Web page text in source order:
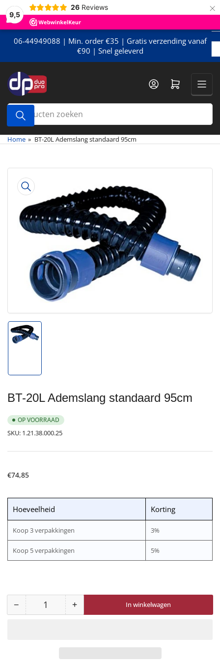
9,5
26 Reviews ×
Meteen
naar
de
content06-44949088 | Min. order €35 | Gratis verzending vanaf
€90 | Snel geleverd
Producten
zoeken
Mini-winkelwagen openen
Home » BT-20L Ademslang standaard 95cm
naar
productinformatie
Media
1
openen
in
BT-20L Ademslang standaard 95cm
OP VOORRAAD
SKU: 1.21.38.000.25
Normale
€74,85
Hoeveelheid Korting
Koop 3 verpakkingen 3%
Koop 5 verpakkingen 5%
− Aantal
Ademslang
Aantal +Aantal
20L
Ademslang
In winkelwagen